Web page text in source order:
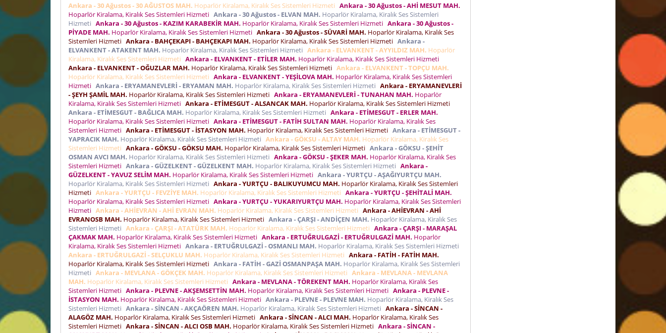
Ankara - 30 Ağustos - 30 AĞUSTOS MAH. Hoparlör Kiralama, Kiralık Ses Sistemleri Hizmeti Ankara - 30 Ağustos - AHİ MESUT MAH.
Hoparlör Kiralama, Kiralık Ses Sistemleri Hizmeti Ankara - 30 Ağustos - ELVAN MAH. Hoparlör Kiralama, Kiralık Ses Sistemleri
Hizmeti Ankara - 30 Ağustos - KAZIM KARABEKİR MAH. Hoparlör Kiralama, Kiralık Ses Sistemleri Hizmeti Ankara - 30 Ağustos -
PİYADE MAH. Hoparlör Kiralama, Kiralık Ses Sistemleri Hizmeti Ankara - 30 Ağustos - SÜVARİ MAH. Hoparlör Kiralama, Kiralık Ses
Sistemleri Hizmeti Ankara - BAHÇEKAPI - BAHÇEKAPI MAH. Hoparlör Kiralama, Kiralık Ses Sistemleri Hizmeti Ankara -
ELVANKENT - ATAKENT MAH. Hoparlör Kiralama, Kiralık Ses Sistemleri Hizmeti Ankara - ELVANKENT - AYYILDIZ MAH. Hoparlör
Kiralama, Kiralık Ses Sistemleri Hizmeti Ankara - ELVANKENT - ETİLER MAH. Hoparlör Kiralama, Kiralık Ses Sistemleri Hizmeti
Ankara - ELVANKENT - OĞUZLAR MAH. Hoparlör Kiralama, Kiralık Ses Sistemleri Hizmeti Ankara - ELVANKENT - TOPÇU MAH.
Hoparlör Kiralama, Kiralık Ses Sistemleri Hizmeti Ankara - ELVANKENT - YEŞİLOVA MAH. Hoparlör Kiralama, Kiralık Ses Sistemleri
Hizmeti Ankara - ERYAMANEVLERİ - ERYAMAN MAH. Hoparlör Kiralama, Kiralık Ses Sistemleri Hizmeti Ankara - ERYAMANEVLERİ
- ŞEYH ŞAMİL MAH. Hoparlör Kiralama, Kiralık Ses Sistemleri Hizmeti Ankara - ERYAMANEVLERİ - TUNAHAN MAH. Hoparlör
Kiralama, Kiralık Ses Sistemleri Hizmeti Ankara - ETİMESGUT - ALSANCAK MAH. Hoparlör Kiralama, Kiralık Ses Sistemleri Hizmeti
Ankara - ETİMESGUT - BAĞLICA MAH. Hoparlör Kiralama, Kiralık Ses Sistemleri Hizmeti Ankara - ETİMESGUT - ERLER MAH.
Hoparlör Kiralama, Kiralık Ses Sistemleri Hizmeti Ankara - ETİMESGUT - FATİH SULTAN MAH. Hoparlör Kiralama, Kiralık Ses
Sistemleri Hizmeti Ankara - ETİMESGUT - İSTASYON MAH. Hoparlör Kiralama, Kiralık Ses Sistemleri Hizmeti Ankara - ETİMESGUT -
YAPRACIK MAH. Hoparlör Kiralama, Kiralık Ses Sistemleri Hizmeti Ankara - GÖKSU - ALTAY MAH. Hoparlör Kiralama, Kiralık Ses
Sistemleri Hizmeti Ankara - GÖKSU - GÖKSU MAH. Hoparlör Kiralama, Kiralık Ses Sistemleri Hizmeti Ankara - GÖKSU - ŞEHİT
OSMAN AVCI MAH. Hoparlör Kiralama, Kiralık Ses Sistemleri Hizmeti Ankara - GÖKSU - ŞEKER MAH. Hoparlör Kiralama, Kiralık Ses
Sistemleri Hizmeti Ankara - GÜZELKENT - GÜZELKENT MAH. Hoparlör Kiralama, Kiralık Ses Sistemleri Hizmeti Ankara -
GÜZELKENT - YAVUZ SELİM MAH. Hoparlör Kiralama, Kiralık Ses Sistemleri Hizmeti Ankara - YURTÇU - AŞAĞIYURTÇU MAH.
Hoparlör Kiralama, Kiralık Ses Sistemleri Hizmeti Ankara - YURTÇU - BALIKUYUMCU MAH. Hoparlör Kiralama, Kiralık Ses Sistemleri
Hizmeti Ankara - YURTÇU - FEVZİYE MAH. Hoparlör Kiralama, Kiralık Ses Sistemleri Hizmeti Ankara - YURTÇU - ŞEHİTALİ MAH.
Hoparlör Kiralama, Kiralık Ses Sistemleri Hizmeti Ankara - YURTÇU - YUKARIYURTÇU MAH. Hoparlör Kiralama, Kiralık Ses Sistemleri
Hizmeti Ankara - AHİEVRAN - AHİ EVRAN MAH. Hoparlör Kiralama, Kiralık Ses Sistemleri Hizmeti Ankara - AHİEVRAN - AHİ
EVRANOSB MAH. Hoparlör Kiralama, Kiralık Ses Sistemleri Hizmeti Ankara - ÇARŞI - ANDİÇEN MAH. Hoparlör Kiralama, Kiralık Ses
Sistemleri Hizmeti Ankara - ÇARŞI - ATATÜRK MAH. Hoparlör Kiralama, Kiralık Ses Sistemleri Hizmeti Ankara - ÇARŞI - MARAŞAL
ÇAKMAK MAH. Hoparlör Kiralama, Kiralık Ses Sistemleri Hizmeti Ankara - ERTUĞRULGAZİ - ERTUĞRULGAZİ MAH. Hoparlör
Kiralama, Kiralık Ses Sistemleri Hizmeti Ankara - ERTUĞRULGAZİ - OSMANLI MAH. Hoparlör Kiralama, Kiralık Ses Sistemleri Hizmeti
Ankara - ERTUĞRULGAZİ - SELÇUKLU MAH. Hoparlör Kiralama, Kiralık Ses Sistemleri Hizmeti Ankara - FATİH - FATİH MAH.
Hoparlör Kiralama, Kiralık Ses Sistemleri Hizmeti Ankara - FATİH - GAZİ OSMANPAŞA MAH. Hoparlör Kiralama, Kiralık Ses Sistemleri
Hizmeti Ankara - MEVLANA - GÖKÇEK MAH. Hoparlör Kiralama, Kiralık Ses Sistemleri Hizmeti Ankara - MEVLANA - MEVLANA
MAH. Hoparlör Kiralama, Kiralık Ses Sistemleri Hizmeti Ankara - MEVLANA - TÖREKENT MAH. Hoparlör Kiralama, Kiralık Ses
Sistemleri Hizmeti Ankara - PLEVNE - AKŞEMSETTİN MAH. Hoparlör Kiralama, Kiralık Ses Sistemleri Hizmeti Ankara - PLEVNE -
İSTASYON MAH. Hoparlör Kiralama, Kiralık Ses Sistemleri Hizmeti Ankara - PLEVNE - PLEVNE MAH. Hoparlör Kiralama, Kiralık Ses
Sistemleri Hizmeti Ankara - SİNCAN - AKÇAÖREN MAH. Hoparlör Kiralama, Kiralık Ses Sistemleri Hizmeti Ankara - SİNCAN -
ALAGÖZ MAH. Hoparlör Kiralama, Kiralık Ses Sistemleri Hizmeti Ankara - SİNCAN - ALCI MAH. Hoparlör Kiralama, Kiralık Ses
Sistemleri Hizmeti Ankara - SİNCAN - ALCI OSB MAH. Hoparlör Kiralama, Kiralık Ses Sistemleri Hizmeti Ankara - SİNCAN -